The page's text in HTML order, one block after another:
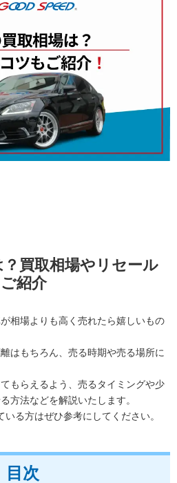
買取相場やリセール
紹介
相場よりも高く売れたら嬉しいもの
はもちろん、売る時期や売る場所に
もらえるよう、売るタイミングや少
方法などを解説いたします。
る方はぜひ参考にしてください。
目次